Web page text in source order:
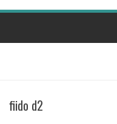
fiido d2